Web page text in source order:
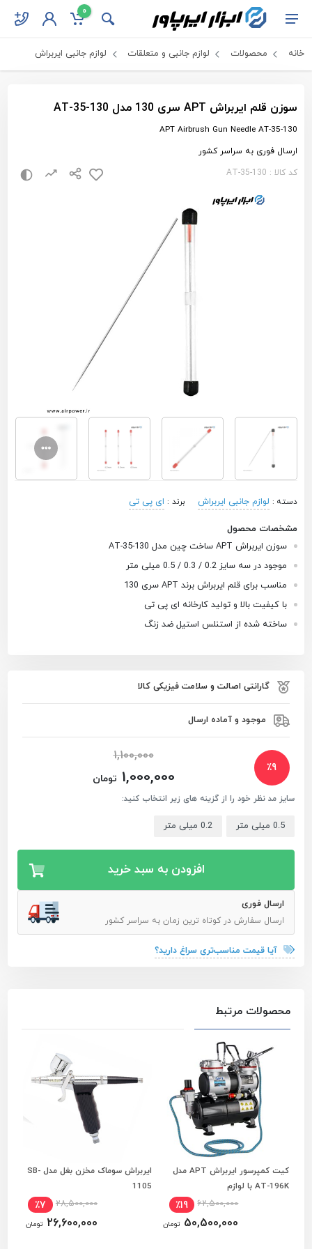
0
خانه محصولات لوازم جانبی و متعلقات لوازم جانبی ایربراش
سوزن قلم ایربراش APT سری 130 مدل AT-35-130
APT Airbrush Gun Needle AT-35-130
ارسال فوری به سراسر کشور
کد کالا : AT-35-130
دسته : لوازم جانبی ایربراش برند : ای پی تی
مشخصات محصول
سوزن ایربراش APT ساخت چین مدل AT-35-130
موجود در سه سایز 0.2 / 0.3 / 0.5 میلی متر
مناسب برای قلم ایربراش برند APT سری 130
با کیفیت بالا و تولید کارخانه ای پی تی
ساخته شده از استنلس استیل ضد زنگ
گارانتی اصالت و سلامت فیزیکی کالا
موجود و آماده ارسال
٪9
1,100,000
1,000,000 تومان
سایز مد نظر خود را از گزینه های زیر انتخاب کنید:
0.5 میلی متر 0.2 میلی متر
افزودن به سبد خرید
ارسال فوری
ارسال سفارش در کوتاه ترین زمان به سراسر کشور
آیا قیمت مناسب‌تری سراغ دارید؟
محصولات مرتبط
افزودن به سبد خرید
کیت کمپرسور ایربراش APT مدل
AT-196K با لوازم
62,500,000 ٪19
50,500,000 تومان
ایربراش سوماک مخزن بغل مدل SB-
1105
28,500,000 ٪7
26,600,000 تومان